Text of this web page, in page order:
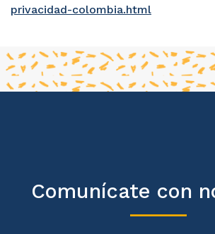
privacidad-colombia.html
Comunícate con